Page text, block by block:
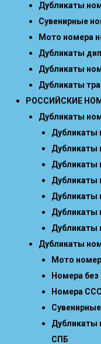
Дубликаты
Сувенирные
Мото номера
Дубликаты
Дубликаты
Дубликаты
РОССИЙСКИЕ
Дубликаты
Дубликаты
Дубликаты
Дубликаты
Дубликаты
Дубликаты
Дубликаты
Дубликаты
Дубликаты
Мото
Номера
Номера
Дубликаты
СПБ